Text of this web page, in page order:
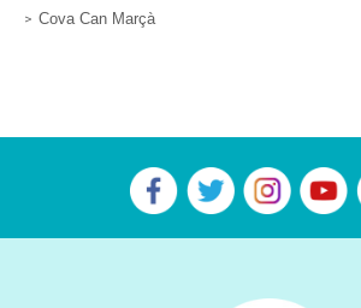
Cova Can Marçà